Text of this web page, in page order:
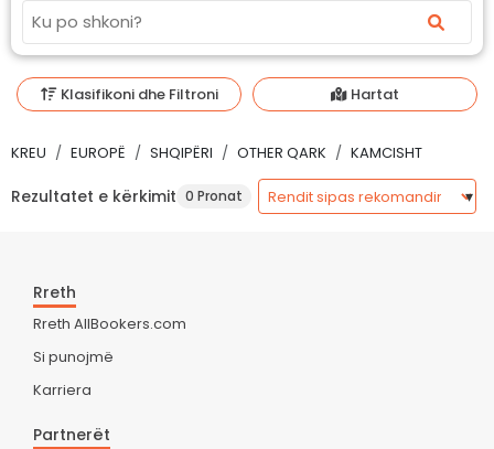
Klasifikoni dhe Filtroni Hartat
KREU EUROPË SHQIPËRI OTHER QARK KAMCISHT
Rezultatet e kërkimit 0 Pronat
Rreth
Rreth AllBookers.com
Si punojmë
Karriera
Partnerët